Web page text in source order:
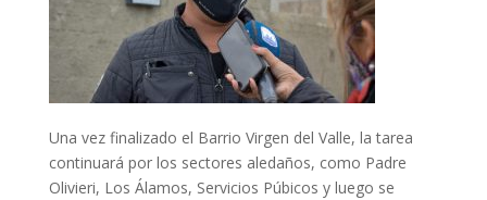
Una vez finalizado el Barrio Virgen del Valle, la tarea
continuará por los sectores aledaños, como Padre
Olivieri, Los Álamos, Servicios Púbicos y luego se